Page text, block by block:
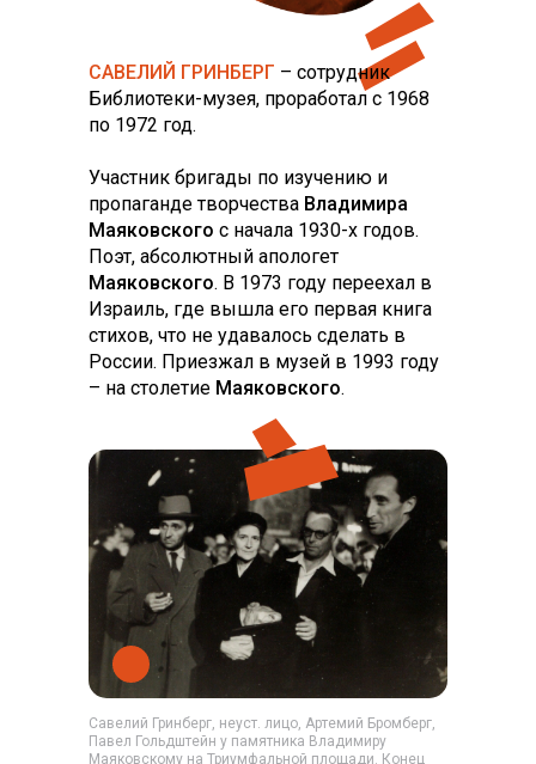
САВЕЛИЙ ГРИНБЕРГ – сотрудник
Библиотеки-музея, проработал с 1968
по 1972 год.
Участник бригады по изучению и
пропаганде творчества Владимира
Маяковского с начала 1930-х годов.
Поэт, абсолютный апологет
Маяковского. В 1973 году переехал в
Израиль, где вышла его первая книга
стихов, что не удавалось сделать в
России. Приезжал в музей в 1993 году
– на столетие Маяковского.
Савелий Гринберг, неуст. лицо, Артемий Бромберг,
Павел Гольдштейн у памятника Владимиру
Маяковскому на Триумфальной площади. Конец